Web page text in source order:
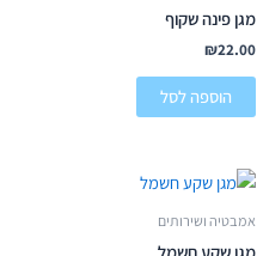
מגן פינה שקוף
₪22.00
הוספה לסל
אמבטיה ושירותים